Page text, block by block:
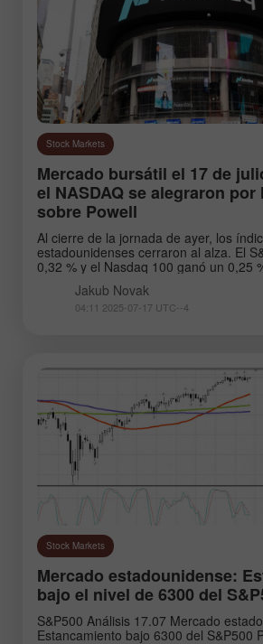
Stock Markets
Mercado bursátil el 17 de
el NASDAQ se alegraron
sobre Powell
Al cierre de la jornada de ayer, los
estadounidenses cerraron al alza. El
0,32 % y el Nasdaq 100 ganó un 0,25
Jakub Novak
04:11 2025-07-17 UTC--4
Stock Markets
Mercado estadounidense:
bajo el nivel de 6300 del
S&P500 Análisis 17.07 Mercado
Estancamiento bajo 6300 del S&P500